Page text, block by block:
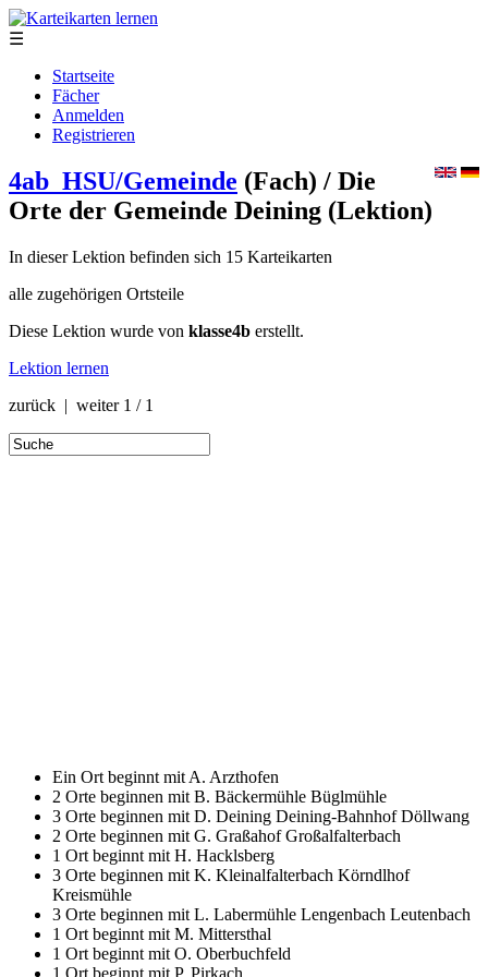
☰
Startseite
Fächer
Anmelden
Registrieren
4ab_HSU/Gemeinde (Fach) / Die
Orte der Gemeinde Deining (Lektion)
In dieser Lektion befinden sich 15 Karteikarten
alle zugehörigen Ortsteile
Diese Lektion wurde von klasse4b erstellt.
Lektion lernen
zurück | weiter 1 / 1
Ein Ort beginnt mit A. Arzthofen
2 Orte beginnen mit B. Bäckermühle Büglmühle
3 Orte beginnen mit D. Deining Deining-Bahnhof Döllwang
2 Orte beginnen mit G. Graßahof Großalfalterbach
1 Ort beginnt mit H. Hacklsberg
3 Orte beginnen mit K. Kleinalfalterbach Körndlhof
Kreismühle
3 Orte beginnen mit L. Labermühle Lengenbach Leutenbach
1 Ort beginnt mit M. Mittersthal
1 Ort beginnt mit O. Oberbuchfeld
1 Ort beginnt mit P. Pirkach